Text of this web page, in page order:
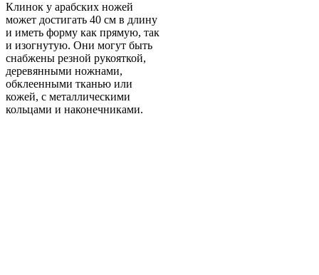
Клинок у арабских ножей
может достигать 40 см в длину
и иметь форму как прямую, так
и изогнутую. Они могут быть
снабжены резной рукояткой,
деревянными ножнами,
обклеенными тканью или
кожей, с металлическими
кольцами и наконечниками.